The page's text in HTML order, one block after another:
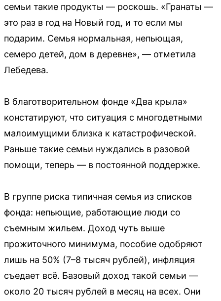
семьи такие продукты — роскошь. «Гранаты —
это раз в год на Новый год, и то если мы
подарим. Семья нормальная, непьющая,
семеро детей, дом в деревне», — отметила
Лебедева.
В благотворительном фонде «Два крыла»
констатируют, что ситуация с многодетными
малоимущими близка к катастрофической.
Раньше такие семьи нуждались в разовой
помощи, теперь — в постоянной поддержке.
В группе риска типичная семья из списков
фонда: непьющие, работающие люди со
съемным жильем. Доход чуть выше
прожиточного минимума, пособие одобряют
лишь на 50% (7–8 тысяч рублей), инфляция
съедает всё. Базовый доход такой семьи —
около 20 тысяч рублей в месяц на всех. Они